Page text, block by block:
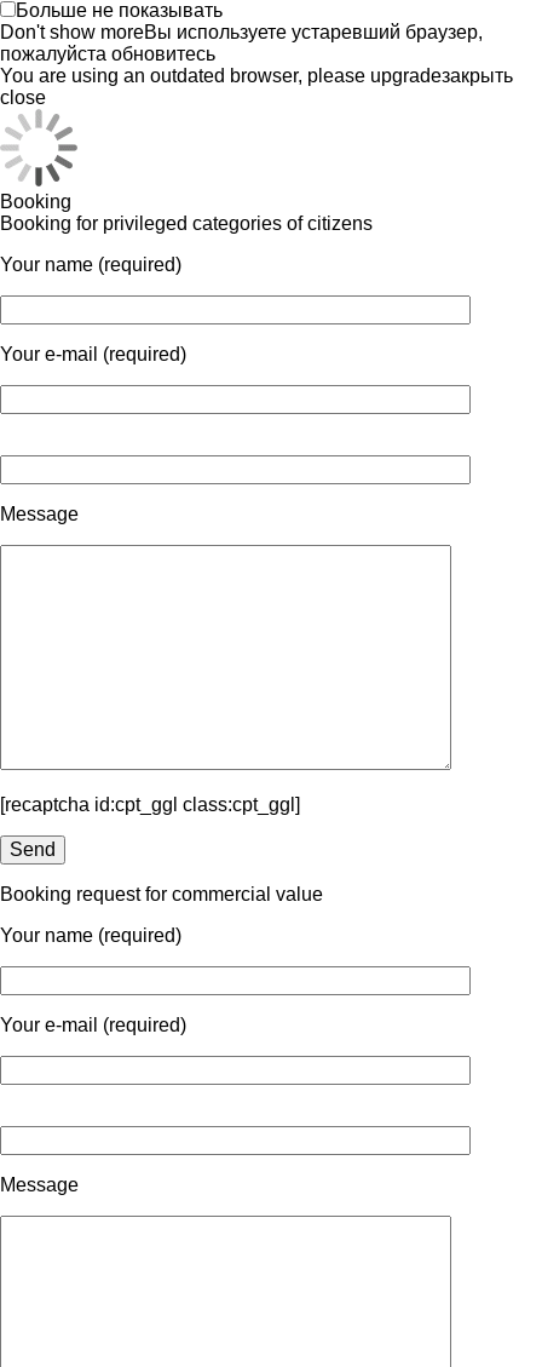
Больше не показывать
Don't show moreВы используете устаревший браузер,
пожалуйста обновитесь
You are using an outdated browser, please upgradeзакрыть
close
Booking
Booking for privileged categories of citizens
Your name (required)
Your e-mail (required)
Message
[recaptcha id:cpt_ggl class:cpt_ggl]
Booking request for commercial value
Your name (required)
Your e-mail (required)
Message